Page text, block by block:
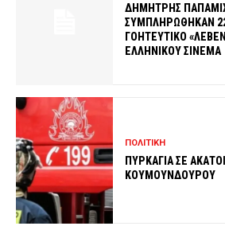
ΔΗΜΗΤΡΗΣ
ΣΥΜΠΛΗΡΩΘΗΚΑΝ
ΓΟΗΤΕΥΤΙΚΟ
ΕΛΛΗΝΙΚΟΥ ΣΙΝΕΜΑ
ΠΟΛΙΤΙΚΗ
ΠΥΡΚΑΓΙΑ ΣΕ
ΚΟΥΜΟΥΝΔΟΥΡΟΥ